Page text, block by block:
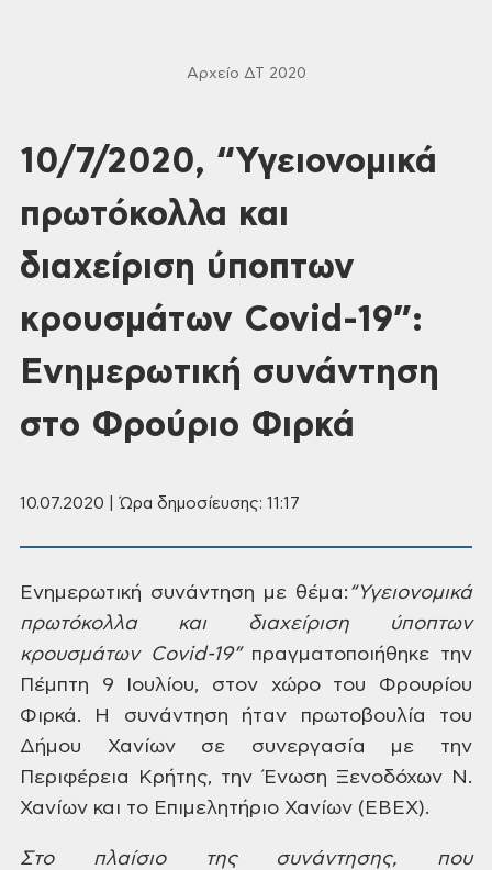
Αρχείο ΔΤ 2020
10/7/2020, “Υγειονομικά
πρωτόκολλα και
διαχείριση ύποπτων
κρουσμάτων Covid-19”:
Ενημερωτική συνάντηση
στο Φρούριο Φιρκά
10.07.2020 | Ώρα δημοσίευσης: 11:17
Ενημερωτική συνάντηση με θέμα: “Υγειονομικά
πρωτόκολλα καιδιαχείριση ύποπτων
κρουσμάτων Covid-19”πραγματοποιήθηκε την
Πέμπτη 9 Ιουλίου, στον χώρο του Φρουρίου
Φιρκά. Η συνάντηση ήταν πρωτοβουλία του
Δήμου Χανίων σε συνεργασία με την
Περιφέρεια Κρήτης, την Ένωση Ξενοδόχων Ν.
Χανίων και το Επιμελητήριο Χανίων (ΕΒΕΧ).
Στοπλαίσιοτης συνάντησης, που